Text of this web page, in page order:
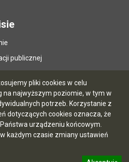
pliki cookies w celu
na najwyższym poziomie, w tym w
potrzeb. Korzystanie z
dotyczących cookies oznacza, że
urządzeniu końcowym.
każdym czasie zmiany ustawień
publicznej
06.08.2026 13:18